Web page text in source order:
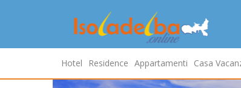
Hotel Residence Appartamenti Casa